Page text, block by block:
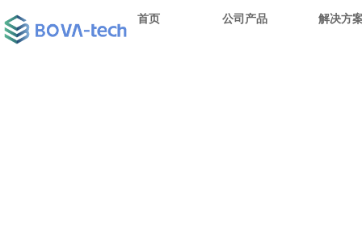
首页 公司产品 解决方